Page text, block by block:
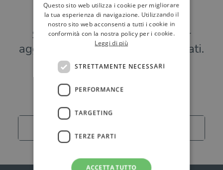
Hai una libreria?
Scrivici a
per
aggiungere o modificare i tuoi dati.
Librerie
Questo sito web utilizza i cookie per migliorare
la tua esperienza di navigazione. Utilizzando il
nostro sito web acconsenti a tutti i cookie in
conformità con la nostra policy per i cookie.
Leggi di più
STRETTAMENTE NECESSARI
PERFORMANCE
TARGETING
TERZE PARTI
ACCETTA TUTTO